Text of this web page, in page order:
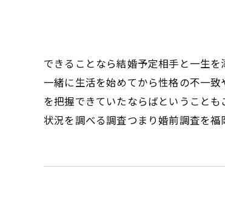
できることなら結婚予定相手と一生
一緒に生活を始めてから性格の不一
を把握できていたならばということ
状況を調べる調査つまり婚前調査を福